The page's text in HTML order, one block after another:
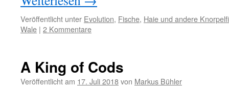
Veröffentlicht unter Evolution, Fische, Haie und andere
Wale | 2 Kommentare
A King of Cods
Veröffentlicht am 17. Juli 2018von Markus Bühler